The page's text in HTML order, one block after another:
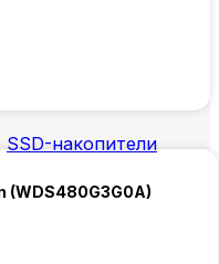
SSD-накопители
(WDS480G3G0A)